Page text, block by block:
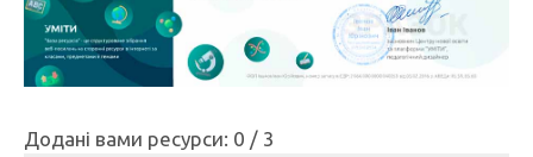
Додані вами ресурси: 0 / 3